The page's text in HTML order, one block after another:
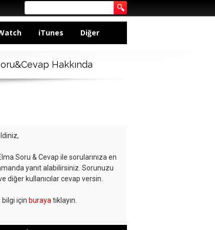
iTunes Diğer
Hakkında
Soru & Cevap ile sorularınıza en
yanıt alabilirsiniz. Sorunuzu
diğer kullanıcılar cevap versin.
bilgi için buraya tıklayın.